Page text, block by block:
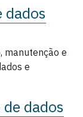
dados
manutenção e
e
dados